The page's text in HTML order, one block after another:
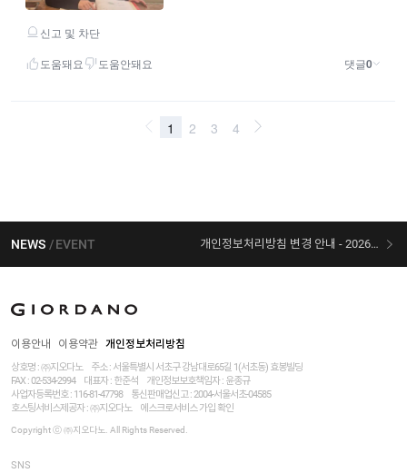
NEWS EVENT 개인정보처리방침 변경 안내 - 2026/07/30 시행
이용안내 이용약관 개인정보처리방침
상호명 : ㈜지오다노
주소 : 서울특별시 서초구 강남대로65길 1(서초동) 효봉빌딩
FAX : 02-534-2994
대표자 : 한준석 개인정보보호책임자 : 윤종규
사업자등록번호 : 116-81-47798
통신판매업신고 : 2004-서울서초-04585
호스팅서비스제공자 : ㈜지오다노
에스크로서비스 가입 확인
Copyright ⓒ ㈜지오다노. All Rights Reserved.
SNS